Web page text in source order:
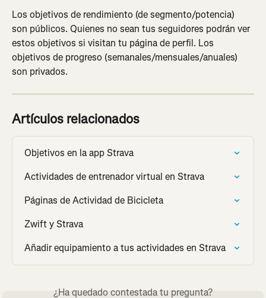
Los objetivos de rendimiento (de segmento/potencia)
son públicos. Quienes no sean tus seguidores podrán ver
estos objetivos si visitan tu página de perfil. Los
objetivos de progreso (semanales/mensuales/anuales)
son privados.
Artículos relacionados
Objetivos en la app Strava
Actividades de entrenador virtual en Strava
Páginas de Actividad de Bicicleta
Zwift y Strava
Añadir equipamiento a tus actividades en Strava
¿Ha quedado contestada tu pregunta?